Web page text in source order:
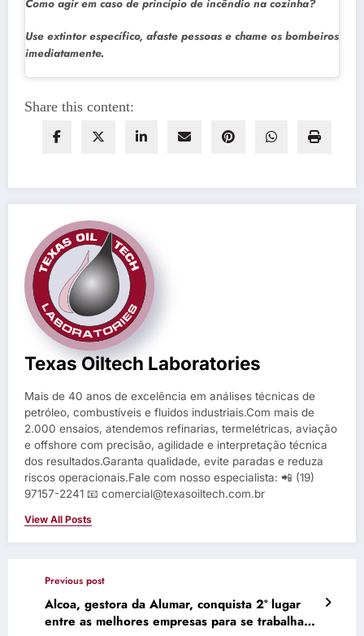
Como agir em caso de princípio de incêndio na cozinha?
Use extintor específico, afaste pessoas e chame os bombeiros
imediatamente.
Share this content:
Texas Oiltech Laboratories
Mais de 40 anos de excelência em análises técnicas de
petróleo, combustíveis e fluidos industriais.Com mais de
2.000 ensaios, atendemos refinarias, termelétricas, aviação
e offshore com precisão, agilidade e interpretação técnica
dos resultados.Garanta qualidade, evite paradas e reduza
riscos operacionais.Fale com nosso especialista: 📲 (19)
97157-2241 📧 comercial@texasoiltech.com.br
View All Posts
Previous post
Alcoa, gestora da Alumar, conquista 2º lugar
entre as melhores empresas para se trabalhar